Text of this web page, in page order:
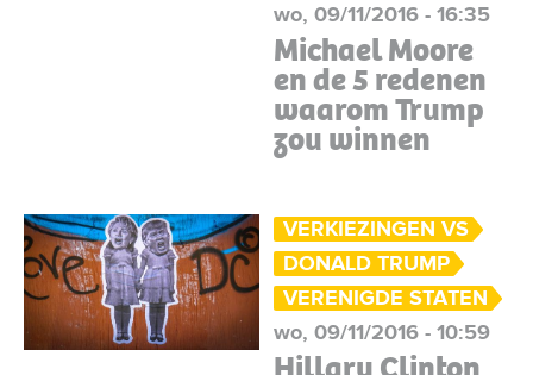
wo, 09/11/2016 - 16:35
Michael Moore
en de 5 redenen
waarom Trump
zou winnen
VERKIEZINGEN VS
DONALD TRUMP
VERENIGDE STATEN
wo, 09/11/2016 - 10:59